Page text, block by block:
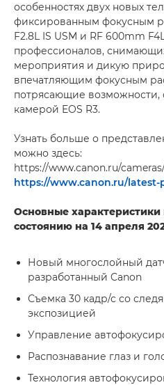
особенностях двух новых
фиксированным фокусным
F2.8L IS USM и RF 600mm
профессионалов,
мероприятия и дикую
впечатляющим фокусным
потрясающие возможности,
камерой EOS R3.
Узнать больше о
можно здесь:
https://www.canon.ru/
https://www.canon.ru/latest-
Основные характеристики
состоянию на 14 апреля
Новый многослойный
разработанный Canon
Съемка 30 кадр/с со
экспозицией
Управление
Распознавание глаз и
Технология